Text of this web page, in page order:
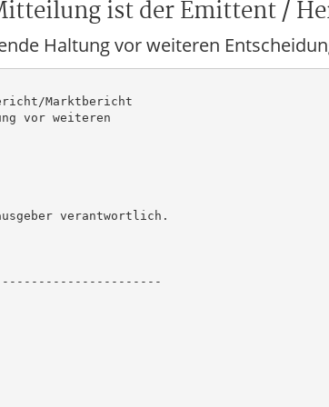
ist der Emittent /
Haltung vor weiteren
Marktbericht
vor weiteren
verantwortlich.